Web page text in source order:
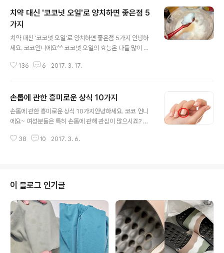
빗질을 하는거예요. 처음 들으면 뭐?! 라고 의아해하겠지
만, 실제로 얼굴에 빗질을 하면 깜짝 놀랄만한 효과를 볼 수
있어요. 피부 각질 제거도 되고 자연스럽게 붓기는 빠지면
서 얼굴색이 환해져요. 또 혈액순환을 돕고 림프샘에 자극
ㅎㅎㅎ 그런데 무턱대고 얼굴에 빗질을 하는건 아니고 동
치약 대신 '코코넛 오일'로 양치하면 좋은점 5
가지
치약 대신 '코코넛 오일'로 양치하면 좋은점 5가지 안녕하
세요. 코코언니에요^^ 코코넛 오일의 효능은 다들 많이 들
해 양치하면 좋은 이유가 소개돼 누리꾼들의 이목이 집중
특히 코코넛 오일을 사용해 양치를 하면 치아의 미백에도
도움이 된다는 소식에 누리꾼들은 반가움을 감추지 못하고
있다고 해요.아래 '코코넛 오일'을 사용해 양치하면 좋은 이
아도 '미녀'가 되볼까요?^^ 1. 치아 미백코코넛 오일과 베이
136 6 2017. 3. 17.
손톱에 관한 흥미로운 상식 10가지
손톱에 관한 흥미로운 상식 10가지안녕하세요. 코코 언니
에요~ 여성분들은 특히 손톱에 관해 관심이 많으시죠? 그
아시다시피 다양한 역할을 하는데요. 가려운 등을 긁는 데
저절로 잘 자란다는 이유로, 딱딱하다는 이유로 손톱을 너
무 안이하게 여기는 경향이 있는데요. 이제부터 이 손톱에
관한 흥미로운 상식을 소개해드릴게요. 1. 손톱이 한 달 동
안 자라는 길이는?약 3.5mm라고 해요. 그런데 오른손잡
이는 오른쪽 손톱이 왼손잡이는 왼쪽 손톱이 더 빨리 자란
다고 하는데요. 손톱에 비해 발톱은..
38 10 2017. 3. 6.
이 블로그 인기글